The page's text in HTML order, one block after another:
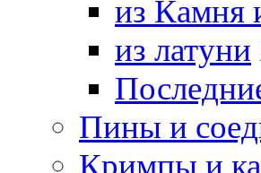
из Камня
из латуни
Пины и
Кримпы и